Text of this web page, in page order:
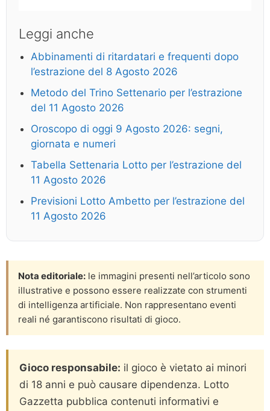
Leggi anche
Abbinamenti di ritardatari e frequenti dopo
l’estrazione del 8 Agosto 2026
Metodo del Trino Settenario per l’estrazione
del 11 Agosto 2026
Oroscopo di oggi 9 Agosto 2026: segni,
giornata e numeri
Tabella Settenaria Lotto per l’estrazione del
11 Agosto 2026
Previsioni Lotto Ambetto per l’estrazione del
11 Agosto 2026
Nota editoriale: le immagini presenti nell’articolo sono
illustrative e possono essere realizzate con strumenti
di intelligenza artificiale. Non rappresentano eventi
reali né garantiscono risultati di gioco.
Gioco responsabile: il gioco è vietato ai minori
di 18 anni e può causare dipendenza. Lotto
Gazzetta pubblica contenuti informativi e